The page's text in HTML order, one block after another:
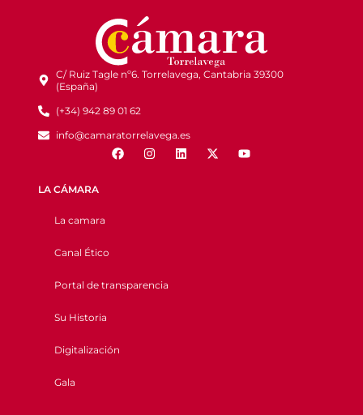
C/ Ruiz Tagle nº6. Torrelavega, Cantabria 39300
(España)
(+34) 942 89 01 62
info@camaratorrelavega.es
LA CÁMARA
La camara
Canal Ético
Portal de transparencia
Su Historia
Digitalización
Gala